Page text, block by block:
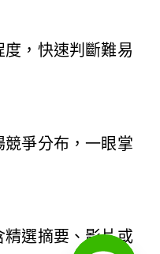
，快速判斷難易
爭分布，一眼掌
精選摘要、影片或